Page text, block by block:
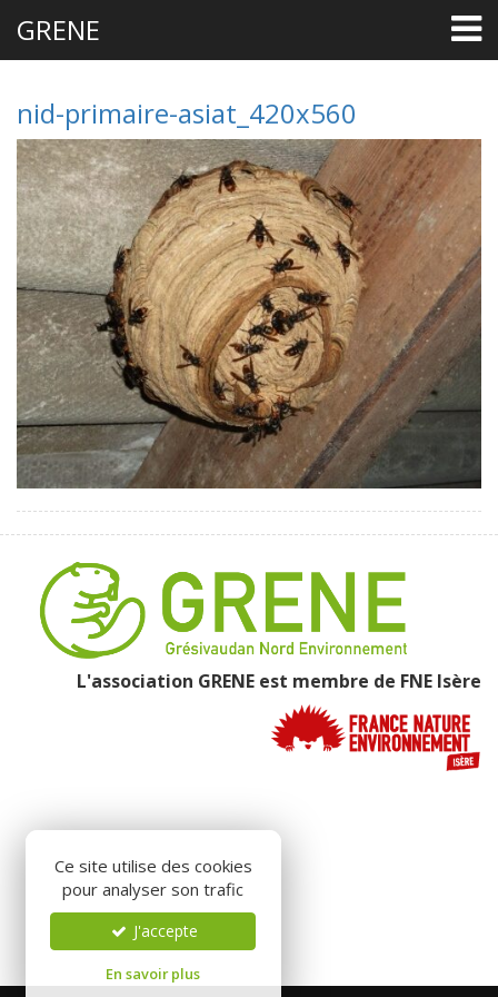
GRENE
nid-primaire-asiat_420x560
L'association GRENE est membre de FNE Isère
Ce site utilise des cookies
pour analyser son trafic
J'accepte
En savoir plus